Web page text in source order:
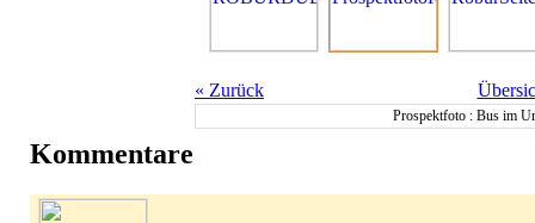
« Zurück
Prospektfoto : Bus im
Kommentare